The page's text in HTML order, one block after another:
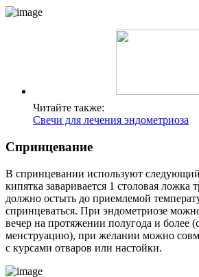
Читайте также:
Свечи для лечения эндометриоза
Спринцевание
В спринцевании используют
кипятка заваривается 1 столовая ложка
должно остыть до приемлемой
спринцеваться. При эндометриозе
вечер на протяжении полугода и более
менструацию), при желании можно
с курсами отваров или настойки.